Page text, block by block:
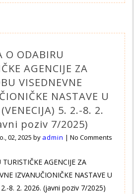
O ODABIRU
AGENCIJE ZA
VISEDNEVNE
NASTAVE U
5. 2.-8. 2.
poziv 7/2025)
02, 2025 by admin |No Comments
AGENCIJE ZA
IZVANUČIONIČKE NASTAVE U
2.-8. 2. 2026. (javni poziv 7/2025)